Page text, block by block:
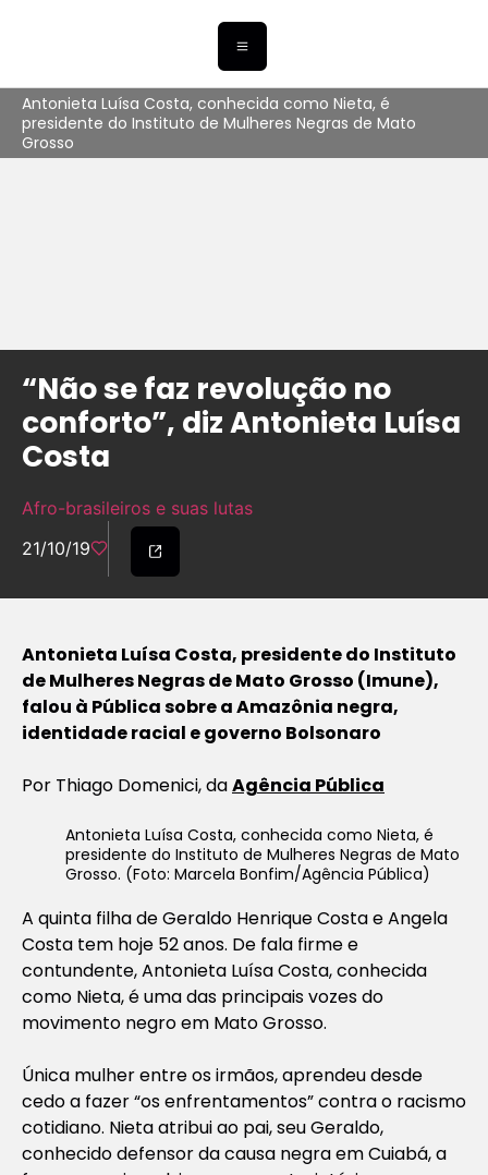
Antonieta Luísa Costa, conhecida como Nieta, é
presidente do Instituto de Mulheres Negras de Mato
Grosso
“Não se faz revolução no
conforto”, diz Antonieta Luísa
Costa
Afro-brasileiros e suas lutas
21/10/19
Antonieta Luísa Costa, presidente do Instituto
de Mulheres Negras de Mato Grosso (Imune),
falou à Pública sobre a Amazônia negra,
identidade racial e governo Bolsonaro
Por Thiago Domenici, daAgência Pública
Antonieta Luísa Costa, conhecida como Nieta, é
presidente do Instituto de Mulheres Negras de Mato
Grosso. (Foto: Marcela Bonfim/Agência Pública)
A quinta filha de Geraldo Henrique Costa e Angela
Costa tem hoje 52 anos. De fala firme e
contundente, Antonieta Luísa Costa, conhecida
como Nieta, é uma das principais vozes do
movimento negro em Mato Grosso.
Única mulher entre os irmãos, aprendeu desde
cedo a fazer “os enfrentamentos” contra o racismo
cotidiano. Nieta atribui ao pai, seu Geraldo,
conhecido defensor da causa negra em Cuiabá, a